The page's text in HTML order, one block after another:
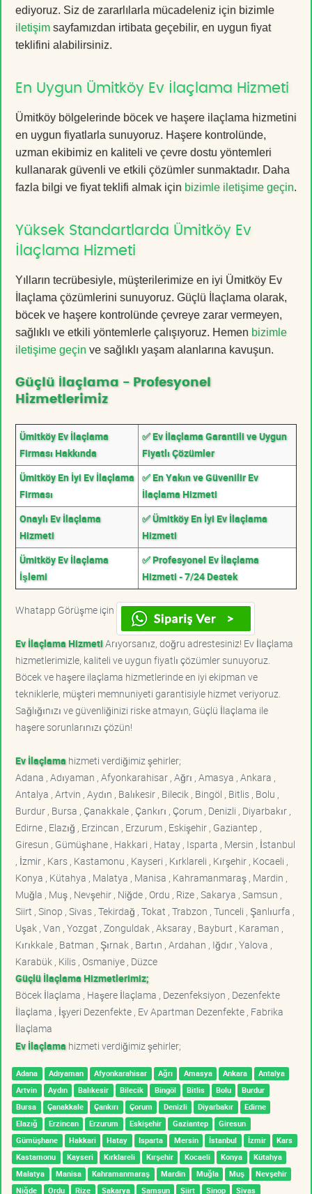
ediyoruz. Siz de zararlılarla mücadeleniz için bizimle
iletişim sayfamızdan irtibata geçebilir, en uygun fiyat
teklifini alabilirsiniz.
En Uygun Ümitköy Ev İlaçlama Hizmeti
Ümitköy bölgelerinde böcek ve haşere ilaçlama hizmetini
en uygun fiyatlarla sunuyoruz. Haşere kontrolünde,
uzman ekibimiz en kaliteli ve çevre dostu yöntemleri
kullanarak güvenli ve etkili çözümler sunmaktadır. Daha
fazla bilgi ve fiyat teklifi almak için bizimle iletişime geçin.
Yüksek Standartlarda Ümitköy Ev
İlaçlama Hizmeti
Yılların tecrübesiyle, müşterilerimize en iyi Ümitköy Ev
İlaçlama çözümlerini sunuyoruz. Güçlü İlaçlama olarak,
böcek ve haşere kontrolünde çevreye zarar vermeyen,
sağlıklı ve etkili yöntemlerle çalışıyoruz. Hemen bizimle
iletişime geçin ve sağlıklı yaşam alanlarına kavuşun.
Güçlü İlaçlama - Profesyonel
Hizmetlerimiz
Ümitköy Ev İlaçlama
Firması Hakkında
✅ Ev İlaçlama Garantili ve Uygun
Fiyatlı Çözümler
Ümitköy En İyi Ev İlaçlama
Firması
✅ En Yakın ve Güvenilir Ev
İlaçlama Hizmeti
Onaylı Ev İlaçlama
Hizmeti
✅ Ümitköy En İyi Ev İlaçlama
Hizmeti
Ümitköy Ev İlaçlama
İşlemi
✅ Profesyonel Ev İlaçlama
Hizmeti - 7/24 Destek
Whatapp Görüşme için
Ev İlaçlama HizmetiArıyorsanız, doğru adrestesiniz! Ev İlaçlama
hizmetlerimizle, kaliteli ve uygun fiyatlı çözümler sunuyoruz.
Böcek ve haşere ilaçlama hizmetlerinde en iyi ekipman ve
tekniklerle, müşteri memnuniyeti garantisiyle hizmet veriyoruz.
Sağlığınızı ve güvenliğinizi riske atmayın, Güçlü İlaçlama ile
haşere sorunlarınızı çözün!
Ev İlaçlama hizmeti verdiğimiz şehirler;
Adana , Adıyaman , Afyonkarahisar , Ağrı , Amasya , Ankara ,
Antalya , Artvin , Aydın , Balıkesir , Bilecik , Bingöl , Bitlis , Bolu ,
Burdur , Bursa , Çanakkale , Çankırı , Çorum , Denizli , Diyarbakır ,
Edirne , Elazığ , Erzincan , Erzurum , Eskişehir , Gaziantep ,
Giresun , Gümüşhane , Hakkari , Hatay , Isparta , Mersin , İstanbul
, İzmir , Kars , Kastamonu , Kayseri , Kırklareli , Kırşehir , Kocaeli ,
Konya , Kütahya , Malatya , Manisa , Kahramanmaraş , Mardin ,
Muğla , Muş , Nevşehir , Niğde , Ordu , Rize , Sakarya , Samsun ,
Siirt , Sinop , Sivas , Tekirdağ , Tokat , Trabzon , Tunceli , Şanlıurfa ,
Uşak , Van , Yozgat , Zonguldak , Aksaray , Bayburt , Karaman ,
Kırıkkale , Batman , Şırnak , Bartın , Ardahan , Iğdır , Yalova ,
Karabük , Kilis , Osmaniye , Düzce
Güçlü İlaçlama Hizmetlerimiz;
Böcek İlaçlama , Haşere İlaçlama , Dezenfeksiyon , Dezenfekte
İlaçlama , İşyeri Dezenfekte , Ev Apartman Dezenfekte , Fabrika
İlaçlama
Ev İlaçlama hizmeti verdiğimiz şehirler;
Adana Adıyaman Afyonkarahisar Ağrı Amasya Ankara
Antalya
Artvin
Aydın Balıkesir Bilecik Bingöl Bitlis Bolu
Burdur
Bursa
Çanakkale Çankırı Çorum Denizli Diyarbakır
Edirne
Elazığ
Erzincan Erzurum Eskişehir Gaziantep
Giresun
Gümüşhane
Hakkari Hatay Isparta Mersin İstanbul İzmir
Kars
Kastamonu
Kayseri Kırklareli Kırşehir Kocaeli Konya
Kütahya
Malatya
Manisa Kahramanmaraş Mardin Muğla Muş
Nevşehir
Niğde
Ordu Rize Sakarya Samsun Siirt Sinop Sivas